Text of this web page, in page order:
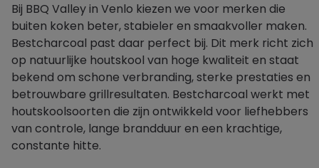
Bij BBQ Valley in Venlo kiezen we voor merken die
buiten koken beter, stabieler en smaakvoller maken.
Bestcharcoal past daar perfect bij. Dit merk richt zich
op natuurlijke houtskool van hoge kwaliteit en staat
bekend om schone verbranding, sterke prestaties en
betrouwbare grillresultaten. Bestcharcoal werkt met
houtskoolsoorten die zijn ontwikkeld voor liefhebbers
van controle, lange brandduur en een krachtige,
constante hitte.